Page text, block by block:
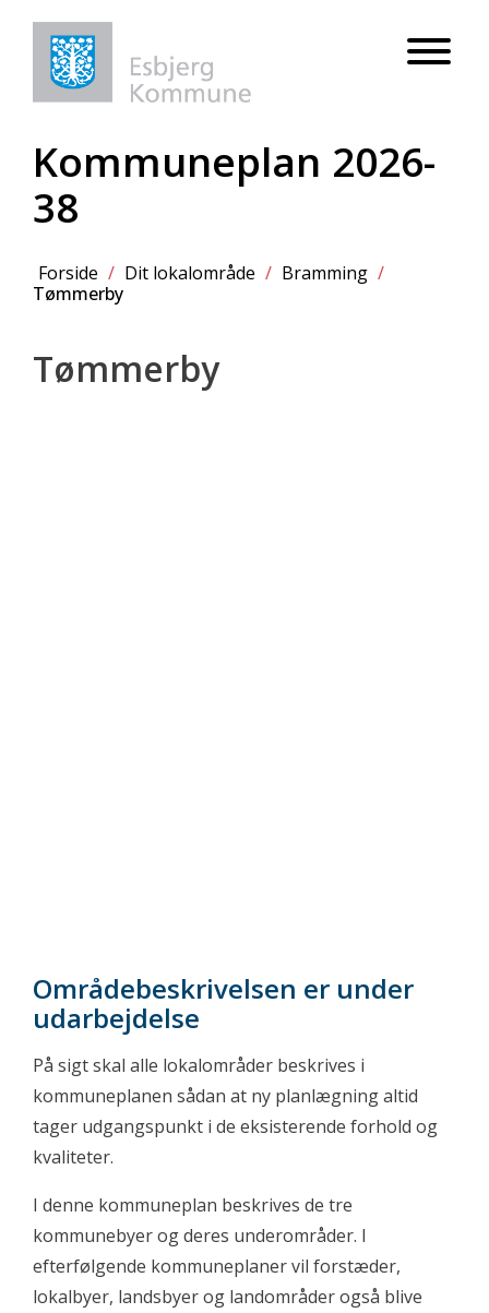
Kommuneplan 2026-
38
Forside / Dit lokalområde / Bramming /
Tømmerby
Tømmerby
Områdebeskrivelsen er under
udarbejdelse
På sigt skal alle lokalområder beskrives i
kommuneplanen sådan at ny planlægning altid
tager udgangspunkt i de eksisterende forhold og
kvaliteter.
I denne kommuneplan beskrives de tre
kommunebyer og deres underområder. I
efterfølgende kommuneplaner vil forstæder,
lokalbyer, landsbyer og landområder også blive